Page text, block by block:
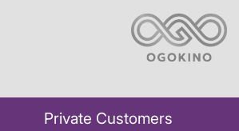
Private Customers